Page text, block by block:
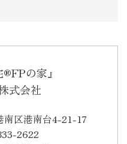
®FPの家』
式会社
南区港南台4-21-17
2622